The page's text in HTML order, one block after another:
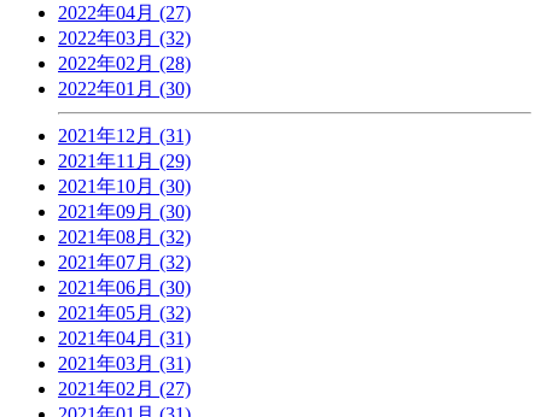
2022年04月 (27)
2022年03月 (32)
2022年02月 (28)
2022年01月 (30)
2021年12月 (31)
2021年11月 (29)
2021年10月 (30)
2021年09月 (30)
2021年08月 (32)
2021年07月 (32)
2021年06月 (30)
2021年05月 (32)
2021年04月 (31)
2021年03月 (31)
2021年02月 (27)